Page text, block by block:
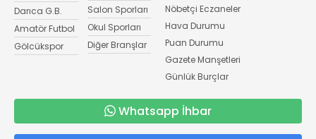
Darıca G.B.
Amatör Futbol
Gölcükspor
Salon Sporları
Okul Sporları
Diğer Branşlar
Nöbetçi Eczaneler
Hava Durumu
Puan Durumu
Gazete Manşetleri
Günlük Burçlar
Whatsapp İhbar